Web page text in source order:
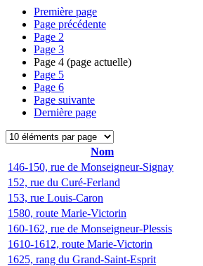
Première page
Page précédente
Page 2
Page 3
Page 4 (page actuelle)
Page 5
Page 6
Page suivante
Dernière page
Nom
146-150, rue de Monseigneur-Signay
152, rue du Curé-Ferland
153, rue Louis-Caron
1580, route Marie-Victorin
160-162, rue de Monseigneur-Plessis
1610-1612, route Marie-Victorin
1625, rang du Grand-Saint-Esprit